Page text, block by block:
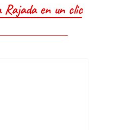
Rajada en un clic